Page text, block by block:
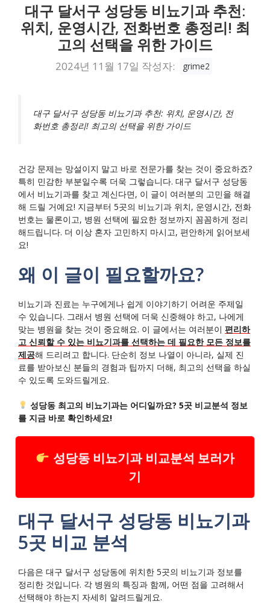
대구 달서구 성당동 비뇨기과 추천:
위치, 운영시간, 전화번호 총정리! 최
고의 선택을 위한 가이드
2024년 11월 17일 작성자: grime2
대구 달서구 성당동 비뇨기과 추천: 위치, 운영시간, 전
화번호 총정리! 최고의 선택을 위한 가이드
건강 문제는 망설이지 말고 바로 전문가를 찾는 것이 중요하죠?
특히 민감한 부분일수록 더욱 그렇습니다. 대구 달서구 성당동
에서 비뇨기과를 찾고 계신다면, 이 글이 여러분의 고민을 해결
해 드릴 거예요! 지금부터 5곳의 비뇨기과 위치, 운영시간, 전화
번호는 물론이고, 병원 선택에 필요한 정보까지 꼼꼼하게 정리
해드립니다. 더 이상 혼자 고민하지 마시고, 편안하게 읽어보세
요!
왜 이 글이 필요할까요?
비뇨기과 진료는 누구에게나 쉽게 이야기하기 어려운 주제일
수 있습니다. 그래서 병원 선택에 더욱 신중해야 하고, 나에게
맞는 병원을 찾는 것이 중요해요. 이 글에서는 여러분이 편리하
고 신뢰할 수 있는 비뇨기과를 선택하는 데 필요한 모든 정보를
제공해 드리려고 합니다. 단순히 정보 나열이 아니라, 실제 진
료를 받아보신 분들의 경험과 팁까지 더해, 최고의 선택을 하실
수 있도록 도와드릴게요.
성당동 최고의 비뇨기과는 어디일까요? 5곳 비교분석 정보
를 지금 바로 확인하세요!
성당동 비뇨기과 비교분석 보러가
기
대구 달서구 성당동 비뇨기과
5곳 비교 분석
다음은 대구 달서구 성당동에 위치한 5곳의 비뇨기과 정보를
정리한 것입니다. 각 병원의 특징과 함께, 어떤 점을 고려해서
선택해야 하는지 자세히 알려드릴게요.